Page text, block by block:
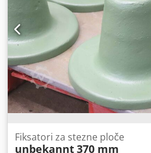
Fiksatori za stezne ploče
unbekannt370 mm